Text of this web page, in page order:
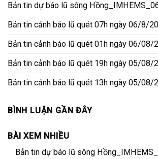
Bản tin dự báo lũ sông
Bản tin cảnh báo lũ quét 07h ngày 06/8/
Bản tin cảnh báo lũ quét 01h ngày 06/08/
Bản tin cảnh báo lũ quét 19h ngày 05/08/
Bản tin cảnh báo lũ quét 13h ngày 05/08/
BÌNH LUẬN GẦN ĐÂY
BÀI XEM NHIỀU
Bản tin dự báo lũ sông